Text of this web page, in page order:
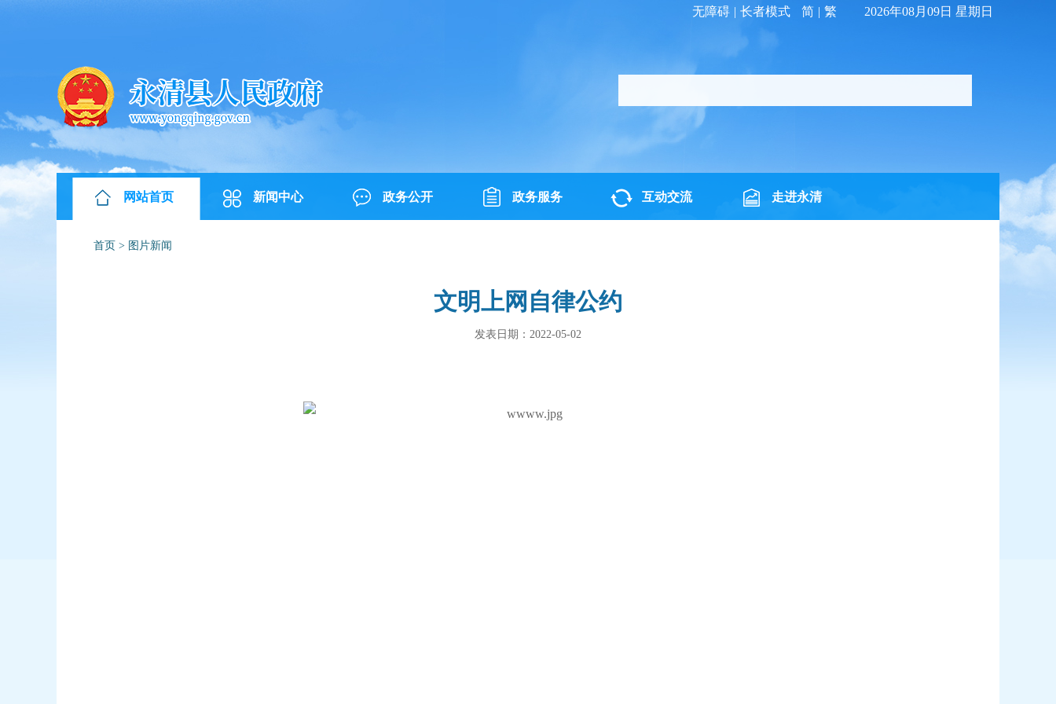
无障碍 | 长者模式 简 | 繁 2026年08月09日 星期日
网站首页 新闻中心 政务公开 政务服务 互动交流 走进永清
首页 > 图片新闻
文明上网自律公约
发表日期：2022-05-02